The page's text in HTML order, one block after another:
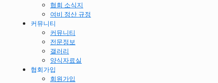
협회 소식지
여비 정산 규정
커뮤니티
커뮤니티
전문정보
갤러리
양식자료실
협회가입
회원가입